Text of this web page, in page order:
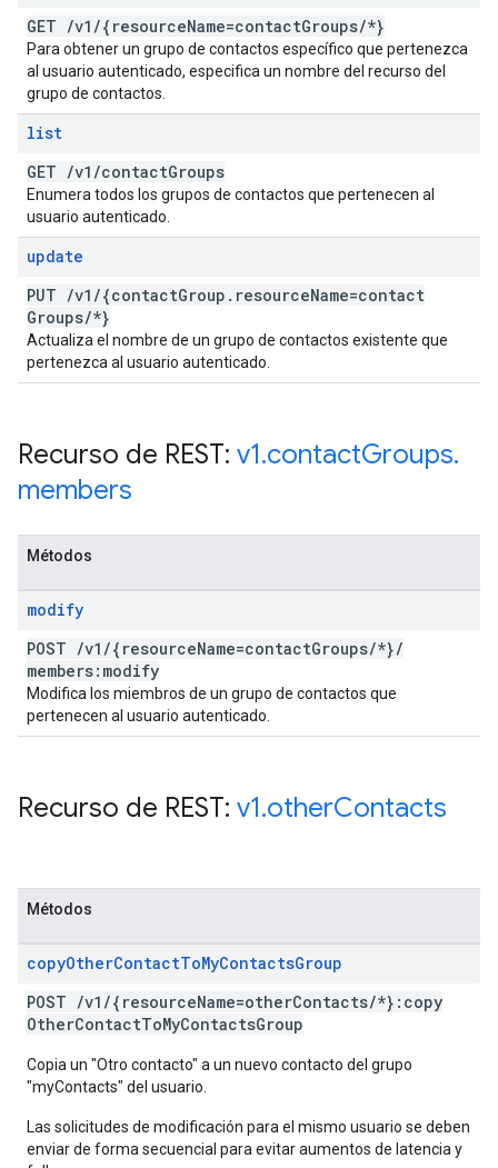
GET /v1 /{resourceName=contactGroups/*}
Para obtener un grupo de contactos específico que pertenezca
al usuario autenticado, especifica un nombre del recurso del
grupo de contactos.
list
GET /v1 /contactGroups
Enumera todos los grupos de contactos que pertenecen al
usuario autenticado.
update
PUT /v1 /{contactGroup . resourceName=contact
Groups/*}
Actualiza el nombre de un grupo de contactos existente que
pertenezca al usuario autenticado.
Recurso de REST: v1.contactGroups.
members
Métodos
modify
POST /v1 /{resourceName=contactGroups/*}/
members:modify
Modifica los miembros de un grupo de contactos que
pertenecen al usuario autenticado.
Recurso de REST: v1.otherContacts
Métodos
copyOtherContactToMyContactsGroup
POST /v1 /{resourceName=otherContacts/*}:copy
OtherContactToMyContactsGroup
Copia un "Otro contacto" a un nuevo contacto del grupo
"myContacts" del usuario.
Las solicitudes de modificación para el mismo usuario se deben
enviar de forma secuencial para evitar aumentos de latencia y